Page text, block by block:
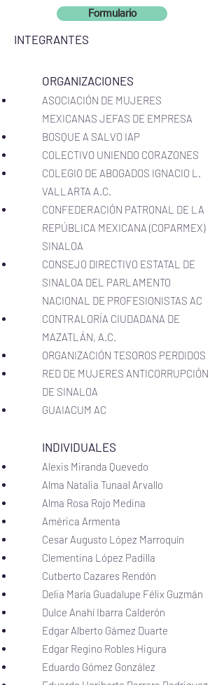
INTEGRANTES
ORGANIZACIONES
ASOCIACIÓN DE MUJERES
MEXICANAS JEFAS DE EMPRESA
BOSQUE A SALVO IAP
COLECTIVO UNIENDO CORAZONES
COLEGIO DE ABOGADOS IGNACIO L.
VALLARTA A.C.
CONFEDERACIÓN PATRONAL DE LA
REPÚBLICA MEXICANA (COPARMEX)
SINALOA
CONSEJO DIRECTIVO ESTATAL DE
SINALOA DEL PARLAMENTO
NACIONAL DE PROFESIONISTAS AC
CONTRALORÍA CIUDADANA DE
MAZATLÁN, A.C.
ORGANIZACIÓN TESOROS PERDIDOS
RED DE MUJERES ANTICORRUPCIÓN
DE SINALOA
GUAIACUM AC
INDIVIDUALES
Alexis Miranda Quevedo
Alma Natalia Tunaal Arvallo
Alma Rosa Rojo Medina
América Armenta
Cesar Augusto López Marroquín
Clementina López Padilla
Cutberto Cazares Rendón
Delia María Guadalupe Félix Guzmán
Dulce Anahí Ibarra Calderón
Edgar Alberto Gámez Duarte
Edgar Regino Robles Higura
Eduardo Gómez González
Formulario